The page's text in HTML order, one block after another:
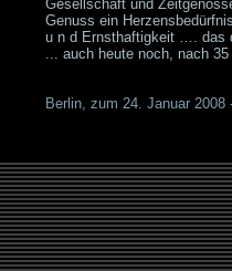
Gesellschaft und
Genuss ein
u n d Ernsthaftigkeit …. das
... auch heute noch, nach 35
Berlin, zum 24. Januar